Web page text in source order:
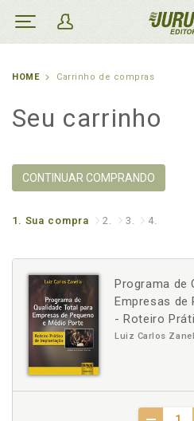
HOME Carrinho de compras
Seu carrinho
CONTINUAR COMPRANDO
1. Sua compra 2. 3. 4.
Programa de
Empresas de
- Roteiro
Luiz Carlos